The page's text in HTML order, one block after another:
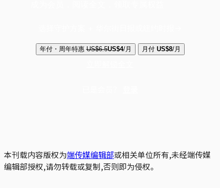
年付・周年特惠 US$6.5US$4/月 月付 US$8/月
本刊载内容版权为端传媒编辑部或相关单位所有,未经端传媒
编辑部授权,请勿转载或复制,否则即为侵权。